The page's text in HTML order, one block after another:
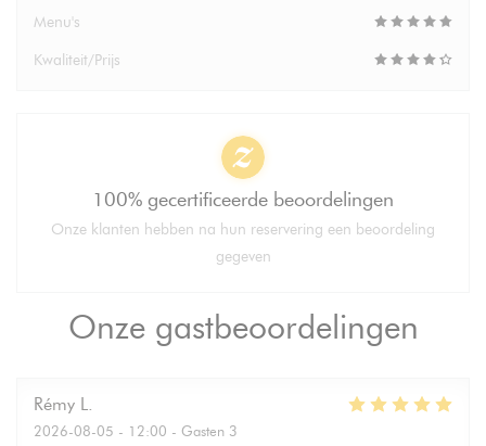
Onze gastbeoordelingen
Rémy L
2026-08-05 - 12:00 - Gasten 3
Menu's
Kwaliteit/Prijs
100% gecertificeerde beoordelingen
Onze klanten hebben na hun reservering een beoordeling
gegeven